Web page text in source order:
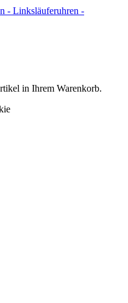
in Ihrem Warenkorb.